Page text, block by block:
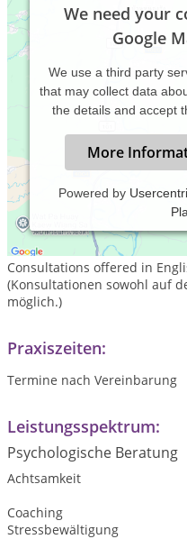
We need your
Google
We use a third party
that may collect data
the details and accept
More
Powered by
Bilingual
Consultations offered in
(Konsultationen sowohl auf
möglich.)
Praxiszeiten:
Termine nach Vereinbarung
Leistungsspektrum:
Psychologische Beratung
Achtsamkeit
Coaching
Stressbewältigung